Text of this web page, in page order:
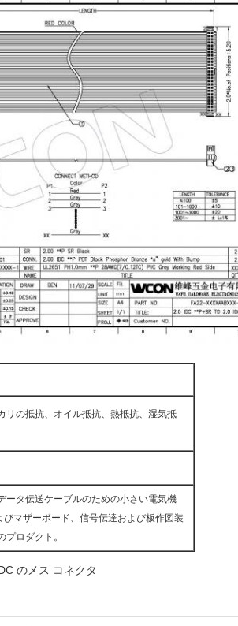
リの抵抗、オイル抵抗、熱抵抗、湿気抵
ータ伝送ケーブルのための小さい電気機
マザーボード、信号伝達および板作図装
ロダクト。
のメス コネクタ